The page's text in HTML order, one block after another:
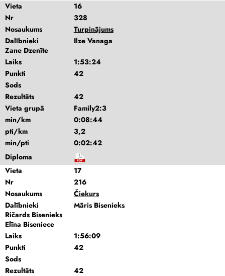
Vieta
16
Nr
328
Nosaukums
Turpinājums
Dalībnieki
Ilze Vanaga
Zane Dzenīte
Laiks
1:53:24
Punkti
42
Sods
Rezultāts
42
Vieta grupā
Family2:3
min/km
0:08:44
pti/km
3,2
min/pti
0:02:42
Diploma
Vieta
17
Nr
216
Nosaukums
Čiekurs
Dalībnieki
Māris Bisenieks
Ričards Bisenieks
Elīna Biseniece
Laiks
1:56:09
Punkti
42
Sods
Rezultāts
42